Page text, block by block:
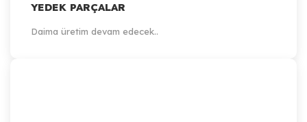
YEDEK PARÇALAR
Daima üretim devam edecek..